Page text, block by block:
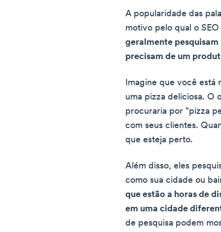
A popularidade das
motivo pelo qual o
geralmente
precisam de um
Imagine que você está
uma pizza deliciosa. O
procuraria por "pizza
com seus clientes.
que esteja perto.
Além disso, eles
como sua cidade ou
que estão a horas de
em uma cidade
de pesquisa podem